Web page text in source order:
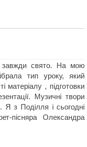
завжди свято. На мою
тип уроку, який
матеріалу , підготовки
Музичні твори
Я з Поділля і сьогодні
пісняра Олександра